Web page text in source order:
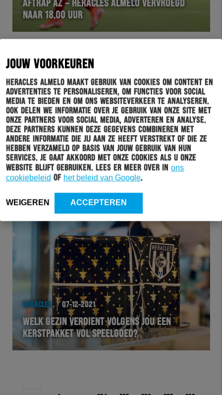
JOUW VOORKEUREN
Heracles Almelo maakt gebruik van cookies om content en
advertenties te personaliseren, om functies voor social
media te bieden en om ons websiteverkeer te analyseren.
Ook delen we informatie over je gebruik van onze site met
onze partners voor social media, adverteren en analyse.
Deze partners kunnen deze gegevens combineren met
andere informatie die jij aan ze heeft verstrekt of die ze
hebben verzameld op basis van jouw gebruik van hun
services. Je gaat akkoord met onze cookies als u onze
website blijft gebruiken. Lees er meer over in ons
cookiebeleid of het beleid van Google.
WEIGEREN ACCEPTEREN
AFTRAP AZ – HERACLES ALMELO VERVROEGD
NAAR 18.00 UUR
HERACLES 07-12-2021
LIESBLESSURE ZET DELANO BURGZORG ZEKER
TOT WINTERSTOP BUITENSPEL
HERACLES 07-12-2021
WELK GEZIN VERDIENT VOLGENS JOU EEN
KERSTPAKKET VOL SPEELGOED?